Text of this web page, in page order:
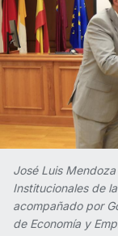
José Luis
Institucionales de
acompañado por
de Economía y